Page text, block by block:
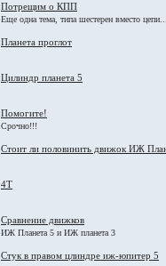
Потрещим о КПП
Еще одна тема, типа шестерен вместо
Планета проглот
Цилиндр планета 5
Помогите!
Срочно!!!
Стоит ли половинить движок ИЖ
4Т
Сравнение движков
ИЖ Планета 5 и ИЖ планета 3
Стук в правом цлиндре иж-юпитер 5